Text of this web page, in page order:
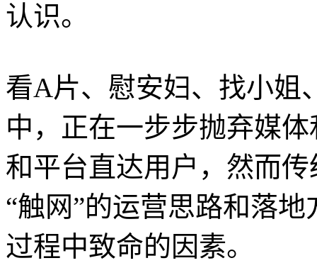
认识。
看A片、慰安妇、找小姐
中，正在一步步抛弃媒
和平台直达用户，然而
“触网”的运营思路和落
过程中致命的因素。